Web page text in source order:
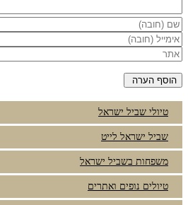
טיולי שביל ישראל
שביל ישראל לייט
משפחות בשביל ישראל
טיולים נופים ואתרים